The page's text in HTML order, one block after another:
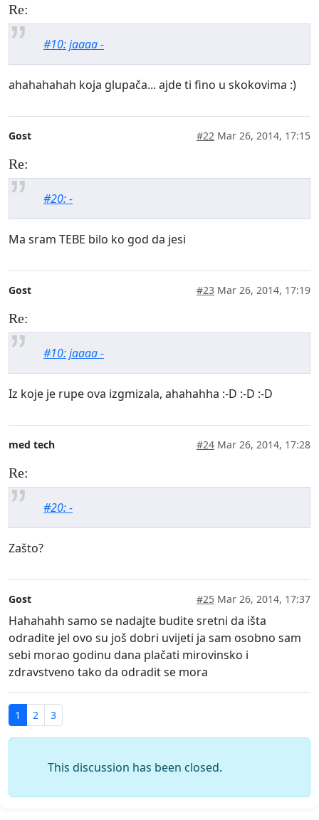
Re:
#10: jaaaa -
ahahahahah koja glupača... ajde ti fino u skokovima :)
Gost #22 Mar 26, 2014, 17:15
Re:
#20: -
Ma sram TEBE bilo ko god da jesi
Gost #23 Mar 26, 2014, 17:19
Re:
#10: jaaaa -
Iz koje je rupe ova izgmizala, ahahahha :-D :-D :-D
med tech #24 Mar 26, 2014, 17:28
Re:
#20: -
Zašto?
Gost #25 Mar 26, 2014, 17:37
Hahahahh samo se nadajte budite sretni da išta
odradite jel ovo su još dobri uvijeti ja sam osobno sam
sebi morao godinu dana plačati mirovinsko i
zdravstveno tako da odradit se mora
1 2 3
This discussion has been closed.